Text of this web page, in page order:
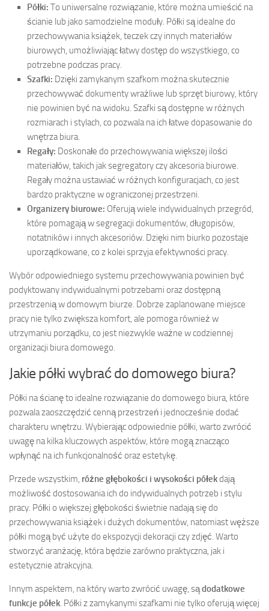
Półki: To uniwersalne rozwiązanie, które można umieścić na
ścianie lub jako samodzielne moduły. Półki są idealne do
przechowywania książek, teczek czy innych materiałów
biurowych, umożliwiając łatwy dostęp do wszystkiego, co
potrzebne podczas pracy.
Szafki: Dzięki zamykanym szafkom można skutecznie
przechowywać dokumenty wrażliwe lub sprzęt biurowy, który
nie powinien być na widoku. Szafki są dostępne w różnych
rozmiarach i stylach, co pozwala na ich łatwe dopasowanie do
wnętrza biura.
Regały: Doskonałe do przechowywania większej ilości
materiałów, takich jak segregatory czy akcesoria biurowe.
Regały można ustawiać w różnych konfiguracjach, co jest
bardzo praktyczne w ograniczonej przestrzeni.
Organizery biurowe: Oferują wiele indywidualnych przegród,
które pomagają w segregacji dokumentów, długopisów,
notatników i innych akcesoriów. Dzięki nim biurko pozostaje
uporządkowane, co z kolei sprzyja efektywności pracy.
Wybór odpowiedniego systemu przechowywania powinien być
podyktowany indywidualnymi potrzebami oraz dostępną
przestrzenią w domowym biurze. Dobrze zaplanowane miejsce
pracy nie tylko zwiększa komfort, ale pomoga również w
utrzymaniu porządku, co jest niezwykle ważne w codziennej
organizacji biura domowego.
Jakie półki wybrać do domowego biura?
Półki na ścianę to idealne rozwiązanie do domowego biura, które
pozwala zaoszczędzić cenną przestrzeń i jednocześnie dodać
charakteru wnętrzu. Wybierając odpowiednie półki, warto zwrócić
uwagę na kilka kluczowych aspektów, które mogą znacząco
wpłynąć na ich funkcjonalność oraz estetykę.
Przede wszystkim, różne głębokości i wysokości półekdają
możliwość dostosowania ich do indywidualnych potrzeb i stylu
pracy. Półki o większej głębokości świetnie nadają się do
przechowywania książek i dużych dokumentów, natomiast węższe
półki mogą być użyte do ekspozycji dekoracji czy zdjęć. Warto
stworzyć aranżację, która będzie zarówno praktyczna, jak i
estetycznie atrakcyjna.
Innym aspektem, na który warto zwrócić uwagę, sądodatkowe
funkcje półek. Półki z zamykanymi szafkami nie tylko oferują więcej